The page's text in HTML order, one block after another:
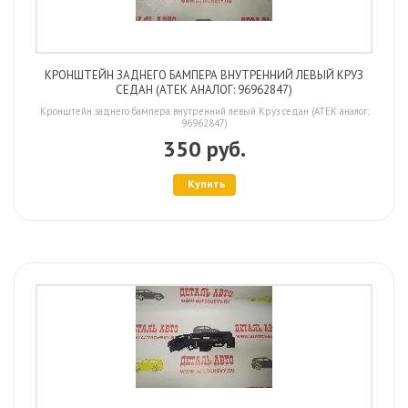
КРОНШТЕЙН ЗАДНЕГО БАМПЕРА ВНУТРЕННИЙ ЛЕВЫЙ КРУЗ
СЕДАН (ATEK АНАЛОГ: 96962847)
Кронштейн заднего бампера внутренний левый Круз седан (ATEK аналог:
96962847)
350 руб.
Купить